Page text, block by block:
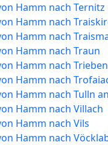
Hamm nach Ternitz
Hamm nach
Hamm nach
Hamm nach Traun
Hamm nach Trieben
Hamm nach
Hamm nach Tulln
Hamm nach Villach
Hamm nach Vils
Hamm nach